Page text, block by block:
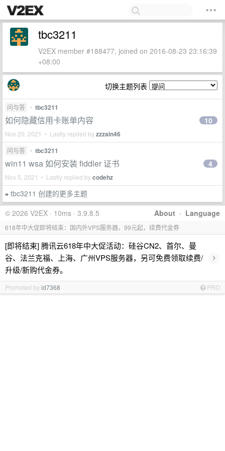
tbc3211
V2EX member #188477, joined on 2016-08-23 23:16:39
+08:00
切换主题列表
问与答 • tbc3211
如何隐藏信用卡账单内容
Nov 20, 2021 • Lastly replied byzzzain46
10
问与答 • tbc3211
win11 wsa 如何安装 fiddler 证书
Nov 5, 2021 • Lastly replied bycodehz
4
» tbc3211 创建的更多主题
About · Language
© 2026 V2EX · 10ms · 3.9.8.5
618年中大促即将结束：国内外VPS服务器，99元起，续费代金券
[即将结束] 腾讯云618年中大促活动：硅谷CN2、首尔、曼
谷、法兰克福、上海、广州VPS服务器，另可免费领取续费/
升级/新购代金券。
›
Promoted byid7368 PRO